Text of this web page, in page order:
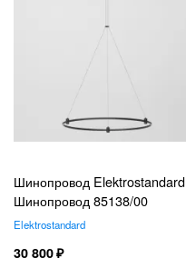
Шинопровод Elektrostandard
Шинопровод 85138/00
Elektrostandard
30 800